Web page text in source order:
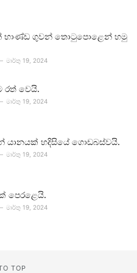
භාණ්ඩ ගුවන් තොටුපොළෙන් හමු
මාර්තු 19, 2024
රත් වෙයි.
මාර්තු 19, 2024
යානයක් හදිසියේ ගොඩබස්වයි.
මාර්තු 19, 2024
පෙරළෙයි.
මාර්තු 19, 2024
TOP